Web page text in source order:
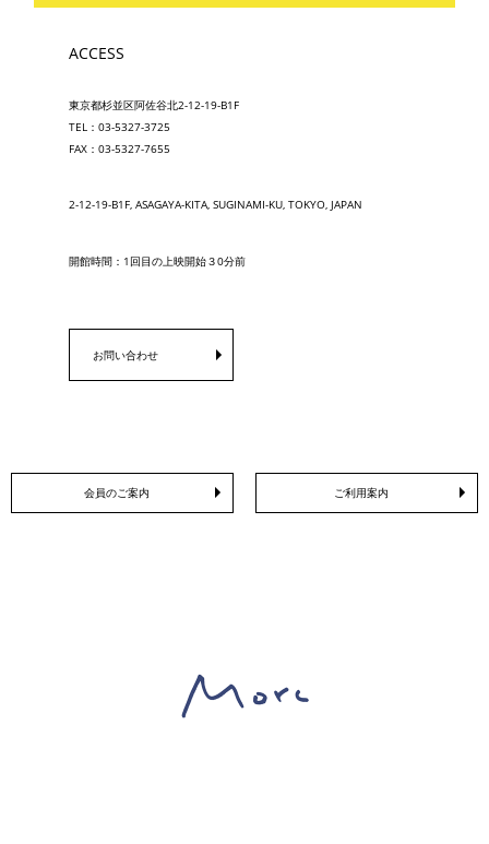
ACCESS
東京都杉並区阿佐谷北2-12-19-B1F
TEL：03-5327-3725
FAX：03-5327-7655
2-12-19-B1F, ASAGAYA-KITA, SUGINAMI-KU, TOKYO, JAPAN
開館時間：1回目の上映開始３0分前
お問い合わせ
会員のご案内 ご利用案内